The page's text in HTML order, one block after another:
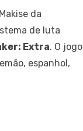
da
de luta
Extra. O jogo
espanhol,